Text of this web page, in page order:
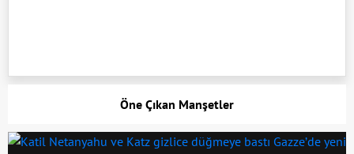
Öne Çıkan Manşetler